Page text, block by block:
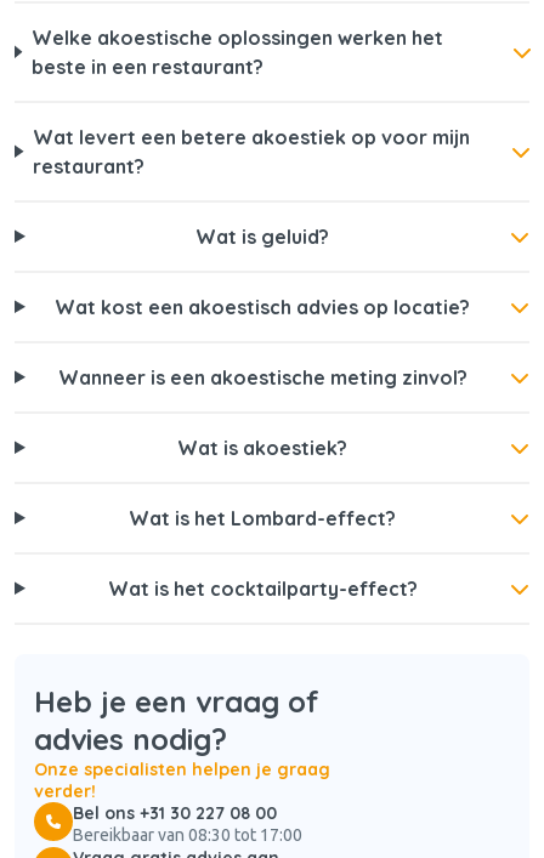
Welke akoestische oplossingen werken het
beste in een restaurant?
Wat levert een betere akoestiek op voor mijn
restaurant?
Wat is geluid?
Wat kost een akoestisch advies op locatie?
Wanneer is een akoestische meting zinvol?
Wat is akoestiek?
Wat is het Lombard-effect?
Wat is het cocktailparty-effect?
Heb je een vraag of
advies nodig?
Onze specialisten helpen je graag
verder!
Bel ons +31 30 227 08 00
Bereikbaar van 08:30 tot 17:00